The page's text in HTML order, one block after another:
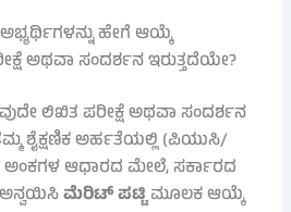
ಹೇಗೆ ಆಯ್ಕೆ
ಅಥವಾ ಸಂದರ್ಶನ ಇರುತ್ತದೆಯೇ?
ಲಿಖಿತ ಪರೀಕ್ಷೆ ಅಥವಾ ಸಂದರ್ಶನ
ಶೈಕ್ಷಣಿಕ ಅರ್ಹತೆಯಲ್ಲಿ (ಪಿಯುಸಿ/
ಆಧಾರದ ಮೇಲೆ, ಸರ್ಕಾರದ
ಮೆರಿಟ್ ಪಟ್ಟಿಮೂಲಕ ಆಯ್ಕೆ